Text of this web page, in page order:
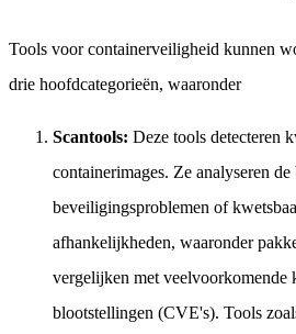
Tools voor containerveiligheid kunnen
drie hoofdcategorieën, waaronder
Scantools: Deze tools detecteren
containerimages. Ze analyseren
beveiligingsproblemen of
afhankelijkheden, waaronder
vergelijken met veelvoorkomende
blootstellingen (CVE's). Tools